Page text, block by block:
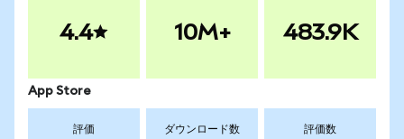
4.4 10M+ 483.9K
App Store
評価 ダウンロード数 評価数